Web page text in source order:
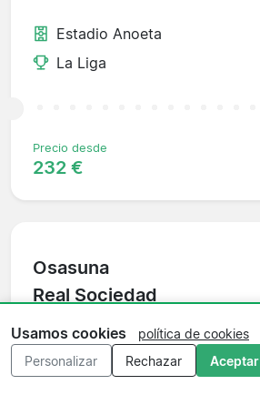
Estadio Anoeta
La Liga
Precio desde
232 €
Osasuna
Real Sociedad
Estadio El Sadar
La Liga
Usamos cookies
política de cookies
Personalizar
Rechazar Aceptar